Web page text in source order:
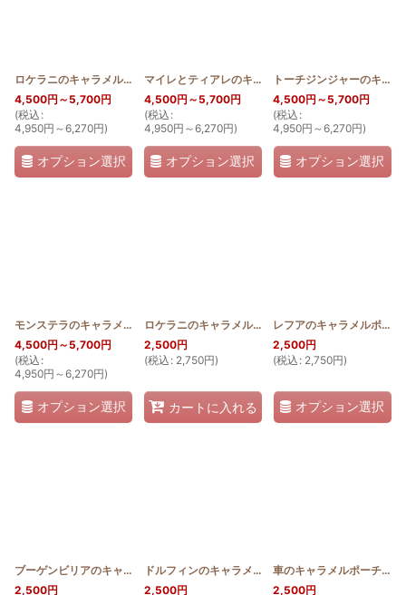
ロケラニのキャラメルポーチ薄型おっきめ [2WAY_PB_LO]
4,500円 ～5,700円
(税込 :
4,950円 ～6,270円)
オプション選択
マイレとティアレのキャラメルポーチ薄型おっきめ
4,500円 ～5,700円
(税込 :
4,950円 ～6,270円)
オプション選択
トーチジンジャーのキャラメルポーチ薄型おっきめ
4,500円 ～5,700円
(税込 :
4,950円 ～6,270円)
オプション選択
モンステラのキャラメルポーチ薄型おっきめ [2WAY_PB_MON]
4,500円 ～5,700円
(税込 :
4,950円 ～6,270円)
オプション選択
ロケラニのキャラメルポーチ 薄型 [HQKP_USU_LO
2,500円
(税込 : 2,750円)
カートに入れる
レフアのキャラメルポーチ 薄型
2,500円
(税込 : 2,750円)
オプション選択
ブーゲンビリアのキャラメルポーチ 薄型 [HQKP_USU_BU]
2,500円
ドルフィンのキャラメルポーチ 薄型 [
2,500円
車のキャラメルポーチ 薄型
2,500円